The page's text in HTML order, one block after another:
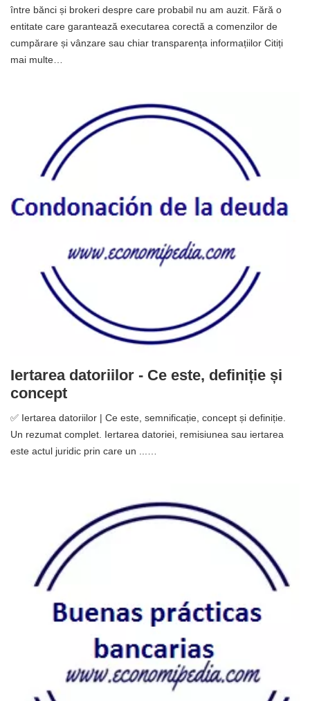
între bănci și brokeri despre care probabil nu am auzit. Fără o
entitate care garantează executarea corectă a comenzilor de
cumpărare și vânzare sau chiar transparența informațiilor Citiți
mai multe…
Iertarea datoriilor - Ce este, definiție și
concept
✅ Iertarea datoriilor | Ce este, semnificație, concept și definiție.
Un rezumat complet. Iertarea datoriei, remisiunea sau iertarea
este actul juridic prin care un ...…